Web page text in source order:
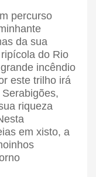
percurso
da sua
do Rio
incêndio
este trilho irá
riqueza
em xisto, a